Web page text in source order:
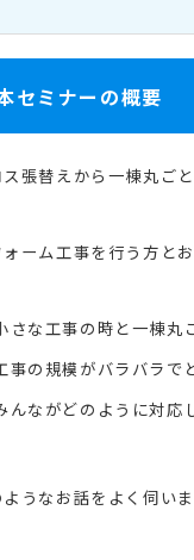
セミナーの概要
ス張替えから一棟丸ご
ォーム工事を行う方と
さな工事の時と一棟丸
事の規模がバラバラで
んながどのように対応
ようなお話をよく伺いま